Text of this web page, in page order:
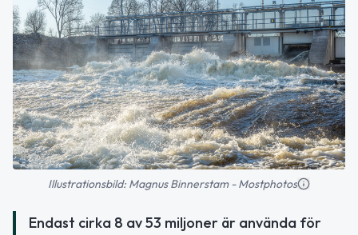
Illustrationsbild: Magnus Binnerstam - Mostphotos
Endast cirka 8 av 53 miljoner är använda för